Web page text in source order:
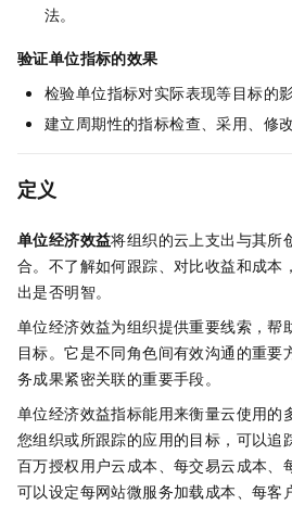
法。
验证单位指标的效果
检验单位指标对实际表现等目标的影
建立周期性的指标检查、采用、修
定义
单位经济效益将组织的云上支出与其所
合。不了解如何跟踪、对比收益和成本
出是否明智。
单位经济效益为组织提供重要线索，帮
目标。它是不同角色间有效沟通的重要
务成果紧密关联的重要手段。
单位经济效益指标能用来衡量云使用的
您组织或所跟踪的应用的目标，可以追
百万授权用户云成本、每交易云成本、
可以设定每网站微服务加载成本、每客